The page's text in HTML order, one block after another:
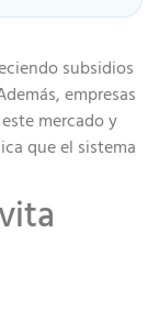
subsidios
empresas
mercado y
que el sistema